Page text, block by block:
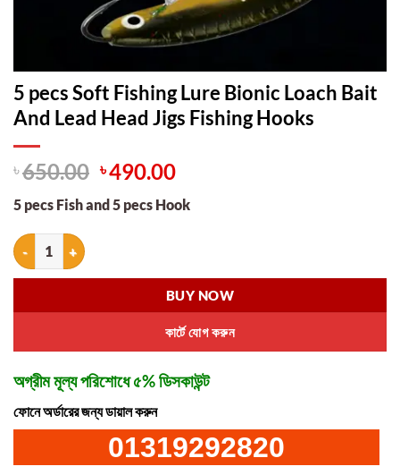
5 pecs Soft Fishing Lure Bionic Loach Bait
And Lead Head Jigs Fishing Hooks
৳650.00 Original
was:
৳490.00Current
is:
5 pecs Fish and 5 pecs Hook
5 pecs Soft Fishing Lure Bionic Loach Bait And Lead Head Jigs
কার্টে যোগ করুন
BUY NOW
অগ্রীম মূল্য পরিশোধে ৫% ডিসকাউন্ট
ফোনে অর্ডারের জন্য ডায়াল করুন
01319292820